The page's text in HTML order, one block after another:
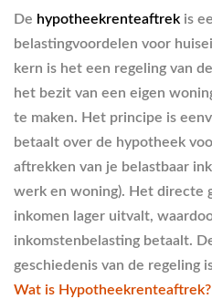
De hypotheekrenteaftrek is
belastingvoordelen voor
kern is het een regeling van
het bezit van een eigen
te maken. Het principe is
betaalt over de hypotheek
aftrekken van je belastbaar
werk en woning). Het directe
inkomen lager uitvalt,
inkomstenbelasting betaalt.
geschiedenis van de regeling
Wat is Hypotheekrenteaftrek?